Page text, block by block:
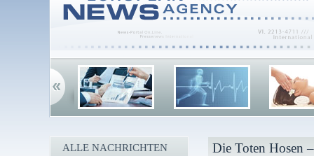
Die Toten Hosen
ALLE NACHRICHTEN